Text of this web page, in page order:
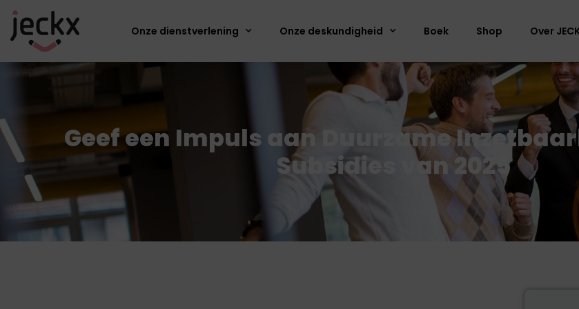
Onze dienstverlening Onze deskundigheid Boek Shop Over
Geef een Impuls aan Duurzame
Subsidies van 2025